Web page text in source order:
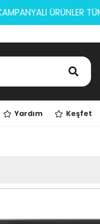
KAMPANYALI ÜRÜNLER
Yardım Keşfet